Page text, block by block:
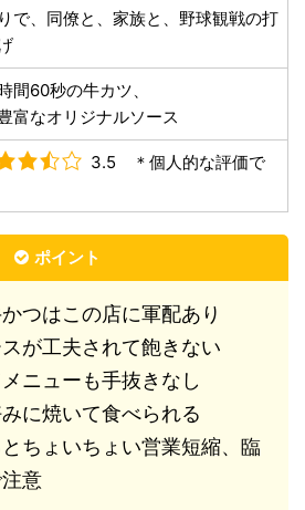
で、同僚と、家族と、野球観戦の打
間60秒の牛カツ、
富なオリジナルソース
3.5 ＊個人的な評価で
ポイント
つはこの店に軍配あり
が工夫されて飽きない
ニューも手抜きなし
に焼いて食べられる
ちょいちょい営業短縮、臨
意